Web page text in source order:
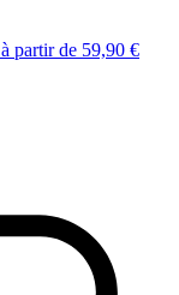
à partir de 59,90 €